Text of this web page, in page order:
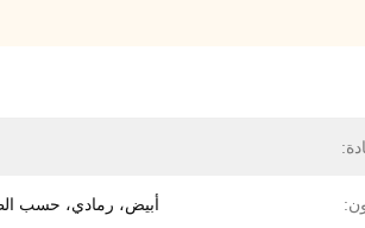
أبيض، رمادي، حسب